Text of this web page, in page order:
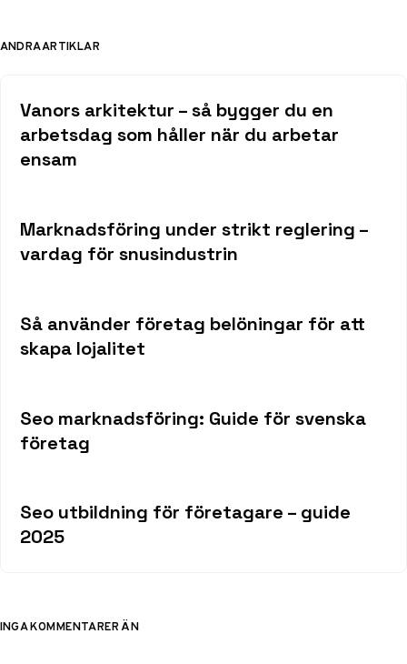
ANDRA ARTIKLAR
Vanors arkitektur – så bygger du en
arbetsdag som håller när du arbetar
ensam
Marknadsföring under strikt reglering –
vardag för snusindustrin
Så använder företag belöningar för att
skapa lojalitet
Seo marknadsföring: Guide för svenska
företag
Seo utbildning för företagare – guide
2025
INGA KOMMENTARER ÄN